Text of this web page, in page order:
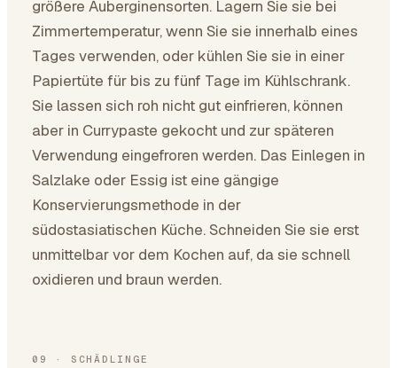
größere Auberginensorten. Lagern Sie sie bei
Zimmertemperatur, wenn Sie sie innerhalb eines
Tages verwenden, oder kühlen Sie sie in einer
Papiertüte für bis zu fünf Tage im Kühlschrank.
Sie lassen sich roh nicht gut einfrieren, können
aber in Currypaste gekocht und zur späteren
Verwendung eingefroren werden. Das Einlegen in
Salzlake oder Essig ist eine gängige
Konservierungsmethode in der
südostasiatischen Küche. Schneiden Sie sie erst
unmittelbar vor dem Kochen auf, da sie schnell
oxidieren und braun werden.
09 · SCHÄDLINGE